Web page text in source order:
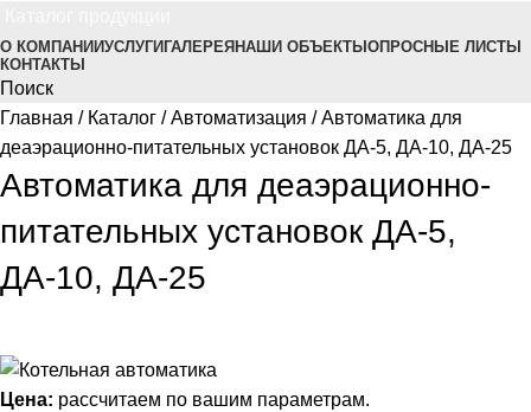
О КОМПАНИИУСЛУГИ ГАЛЕРЕЯ НАШИ ОБЪЕКТЫ ОПРОСНЫЕ ЛИСТЫ
КОНТАКТЫ
Поиск
Главная
Каталог Автоматизация
Автоматика для
деаэрационно-питательных установок ДА-5, ДА-10, ДА-25
Автоматика для деаэрационно-
питательных установок ДА-5,
ДА-10, ДА-25
Цена: рассчитаем по вашим параметрам.